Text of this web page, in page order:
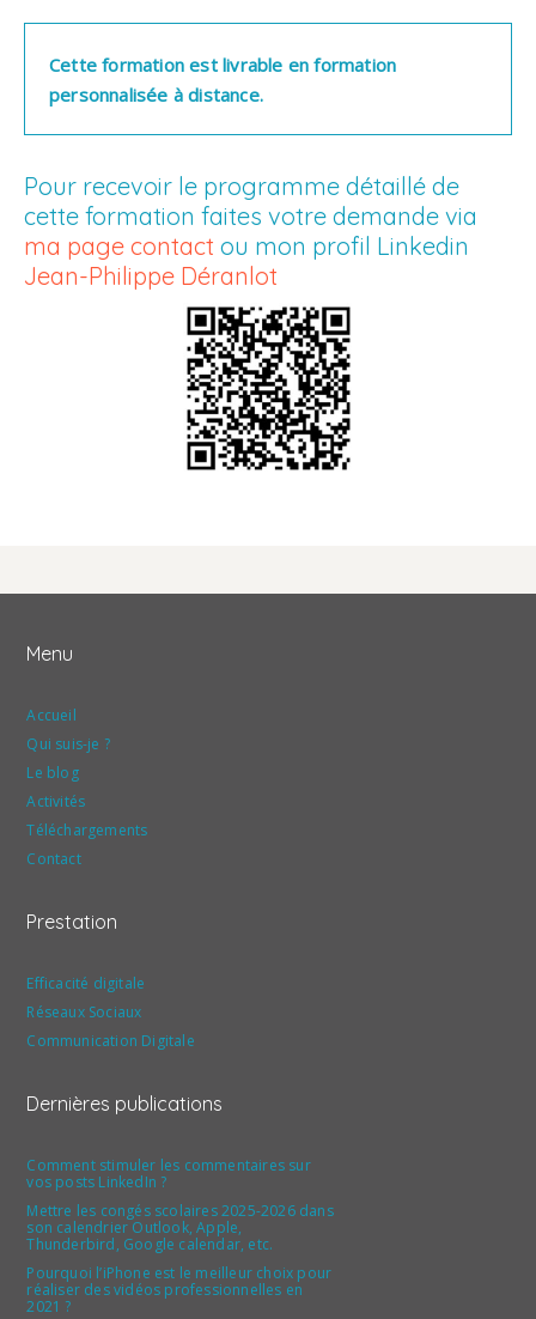
Cette formation est livrable en formation
personnalisée à distance.
Pour recevoir le programme détaillé de
cette formation faites votre demande via
ma page contact ou mon profil Linkedin
Jean-Philippe Déranlot
Menu
Accueil
Qui suis-je ?
Le blog
Activités
Téléchargements
Contact
Prestation
Efficacité digitale
Réseaux Sociaux
Communication Digitale
Dernières publications
Comment stimuler les commentaires sur
vos posts LinkedIn ?
Mettre les congés scolaires 2025-2026 dans
son calendrier Outlook, Apple,
Thunderbird, Google calendar, etc.
Pourquoi l’iPhone est le meilleur choix pour
réaliser des vidéos professionnelles en
2021 ?